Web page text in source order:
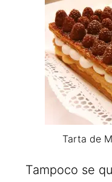
Tarta de
Tampoco se